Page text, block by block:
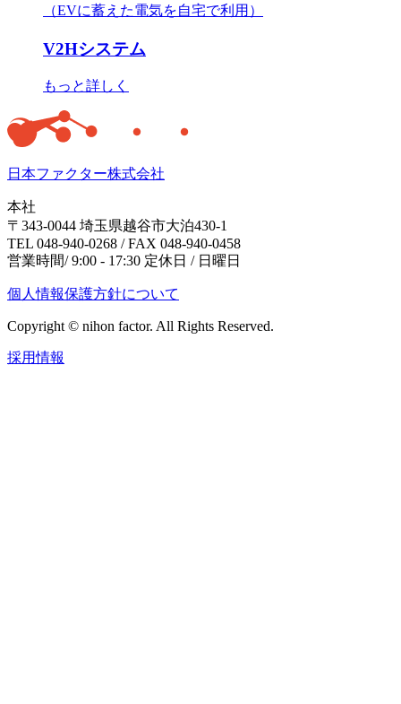
（EVに蓄えた電気を自宅で利用）
V2Hシステム
もっと詳しく
日本ファクター株式会社
本社
〒343-0044 埼玉県越谷市大泊430-1
TEL 048-940-0268 / FAX 048-940-0458
営業時間/ 9:00 - 17:30 定休日 / 日曜日
個人情報保護方針について
Copyright © nihon factor. All Rights Reserved.
採用情報